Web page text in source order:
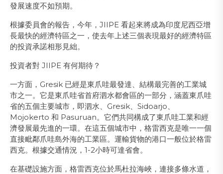
發展速度不如預期。
根據委員會的報告，今年，JIIPE 看起來將成為印度尼西亞增
長最快的經濟特區之一，使去年上述三個表現最好的經濟特區
的投資承諾相形見絀。
投資者對 JIIPE 有何期待？
一方面，Gresik 已經是東爪哇最發達、結構最完善的工業城
市之一。它是東爪哇省首府泗水都會區的一部分，涵蓋東爪哇
省的五個主要城市，即泗水、Gresik、Sidoarjo、
Mojokerto 和 Pasuruan。它們共同構成了東爪哇工業和經
濟發展最先進的一環。在這五個城市中，格雷西克是唯一一個
直接毗鄰爪哇島外海的工業區。運輸貨物的港口一般位於格雷
西克。根據交通情況，1-2小時可達省會。
在基礎設施方面，格雷西克位於馬杜拉海峽，連接多條水道，